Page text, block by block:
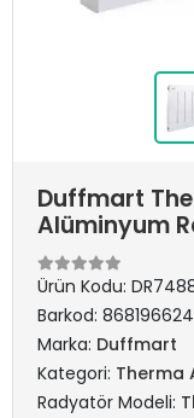
Duffmart
Alüminyum
Ürün Kodu:
Barkod:
Marka: Duffmart
Kategori: Therma
Radyatör Modeli: